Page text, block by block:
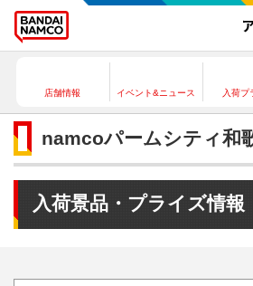
店舗情報 イベント&ニュース 入荷プ
namcoパームシティ和
入荷景品・プライズ情報